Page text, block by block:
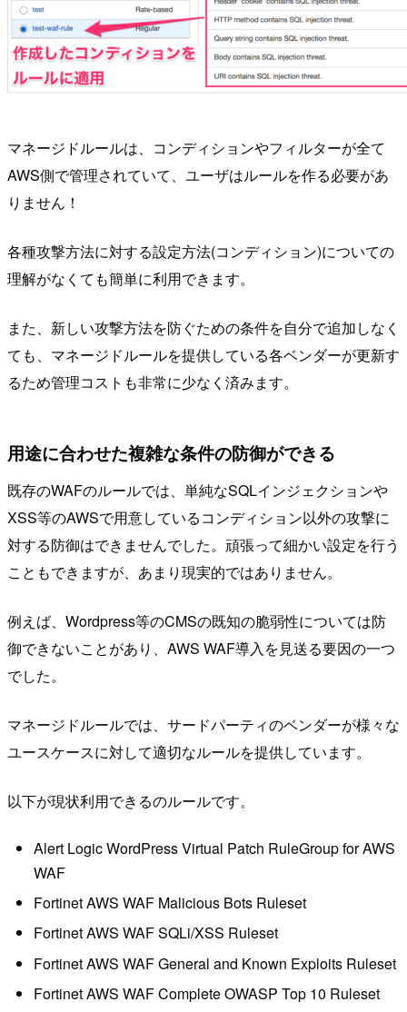
マネージドルールは、コンディションやフィルターが全て
AWS側で管理されていて、ユーザはルールを作る必要があ
りません！
各種攻撃方法に対する設定方法(コンディション)についての
理解がなくても簡単に利用できます。
また、新しい攻撃方法を防ぐための条件を自分で追加しなく
ても、マネージドルールを提供している各ベンダーが更新す
るため管理コストも非常に少なく済みます。
用途に合わせた複雑な条件の防御ができる
既存のWAFのルールでは、単純なSQLインジェクションや
XSS等のAWSで用意しているコンディション以外の攻撃に
対する防御はできませんでした。頑張って細かい設定を行う
こともできますが、あまり現実的ではありません。
例えば、Wordpress等のCMSの既知の脆弱性については防
御できないことがあり、AWS WAF導入を見送る要因の一つ
でした。
マネージドルールでは、サードパーティのベンダーが様々な
ユースケースに対して適切なルールを提供しています。
以下が現状利用できるのルールです。
Alert Logic WordPress Virtual Patch RuleGroup for AWS
WAF
Fortinet AWS WAF Malicious Bots Ruleset
Fortinet AWS WAF SQLi/XSS Ruleset
Fortinet AWS WAF General and Known Exploits Ruleset
Fortinet AWS WAF Complete OWASP Top 10 Ruleset